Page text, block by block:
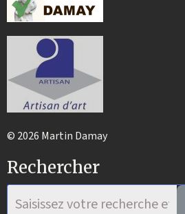
© 2026 Martin Damay
Rechercher